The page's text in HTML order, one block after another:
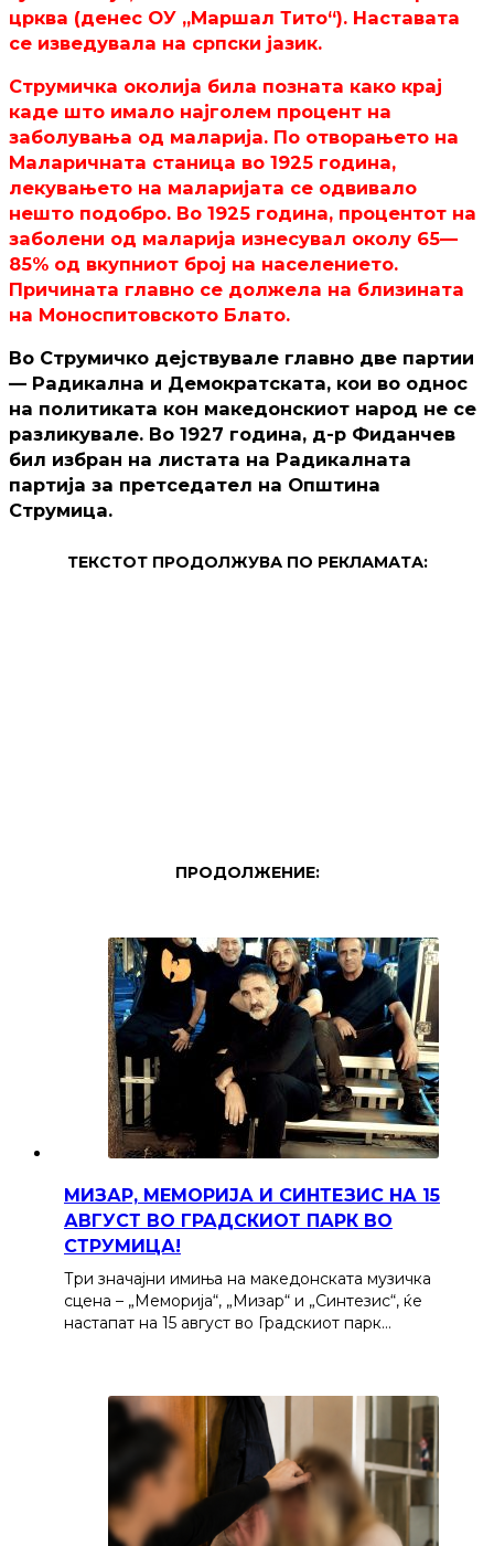
црква (денес ОУ „Маршал Тито“). Наставата
се изведувала на српски јазик.
Струмичка околија била позната како крај
каде што имало најголем процент на
заболувања од маларија. По отворањето на
Маларичната станица во 1925 година,
лекувањето на маларијата се одвивало
нешто подобро. Во 1925 година, процентот на
заболени од маларија изнесувал околу 65—
85% од вкупниот број на населението.
Причината главно се должела на близината
на Моноспитовското Блато.
Во Струмичко дејствувале главно две партии
— Радикална и Демократската, кои во однос
на политиката кон македонскиот народ не се
разликувале. Во 1927 година, д-р Фиданчев
бил избран на листата на Радикалната
партија за претседател на Општина
Струмица.
ТЕКСТОТ ПРОДОЛЖУВА ПО РЕКЛАМАТА:
ПРОДОЛЖЕНИЕ:
МИЗАР, МЕМОРИЈА И СИНТЕЗИС НА 15
АВГУСТ ВО ГРАДСКИОТ ПАРК ВО
СТРУМИЦА!
Три значајни имиња на македонската музичка
сцена – „Меморија“, „Мизар“ и „Синтезис“, ќе
настапат на 15 август во Градскиот парк…